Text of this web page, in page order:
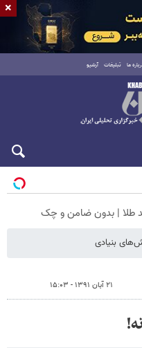
ما تبلیغات آرشیو
بنیادی
۲۱ آبان ۱۳۹۱ - ۱۵:۰۳
×